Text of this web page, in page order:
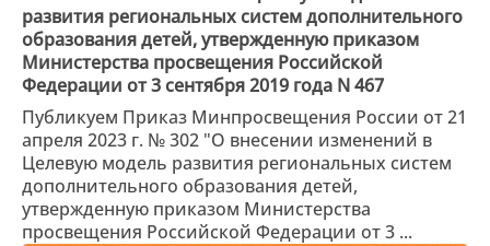
развития региональных систем дополнительного
образования детей, утвержденную приказом
Министерства просвещения Российской
Федерации от 3 сентября 2019 года N 467
Публикуем Приказ Минпросвещения России от 21
апреля 2023 г. № 302 "О внесении изменений в
Целевую модель развития региональных систем
дополнительного образования детей,
утвержденную приказом Министерства
просвещения Российской Федерации от 3 ...